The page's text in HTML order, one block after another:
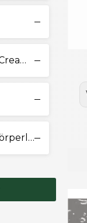
Sonnencreme/BB CC Cream Tube
Tube für Haar- und Körperlotion